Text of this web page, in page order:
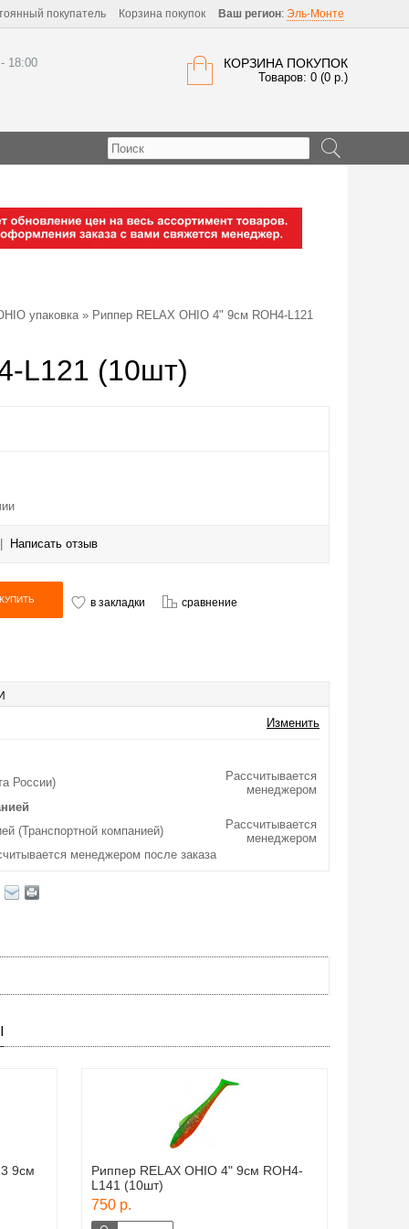
покупатель Корзина покупок Ваш регион: Эль-Монте
КОРЗИНА ПОКУПОК
Товаров: 0 (0 р.)
18:00
упаковка» Риппер RELAX OHIO 4" 9см ROH4-L121
L121 (10шт)
Написать отзыв
в закладки сравнение
Изменить
России)
Рассчитывается
менеджером
(Транспортной компанией)
Рассчитывается
менеджером
менеджером после заказа
9см
Риппер RELAX OHIO 4" 9см ROH4-
L141 (10шт)
750 р.